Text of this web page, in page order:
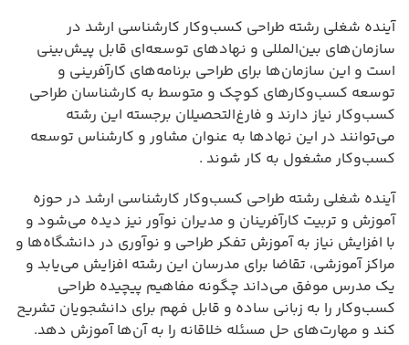
آینده شغلی رشته طراحی کسب‌وکار کارشناسی ارشد در
سازمان‌های بین‌المللی و نهادهای توسعه‌ای قابل پیش‌بینی
است و این سازمان‌ها برای طراحی برنامه‌های کارآفرینی و
توسعه کسب‌وکارهای کوچک و متوسط به کارشناسان طراحی
کسب‌وکار نیاز دارند و فارغ‌التحصیلان برجسته این رشته
می‌توانند در این نهادها به عنوان مشاور و کارشناس توسعه
کسب‌وکار مشغول به کار شوند .
آینده شغلی رشته طراحی کسب‌وکار کارشناسی ارشد در حوزه
آموزش و تربیت کارآفرینان و مدیران نوآور نیز دیده می‌شود و
با افزایش نیاز به آموزش تفکر طراحی و نوآوری در دانشگاه‌ها و
مراکز آموزشی، تقاضا برای مدرسان این رشته افزایش می‌یابد و
یک مدرس موفق می‌داند چگونه مفاهیم پیچیده طراحی
کسب‌وکار را به زبانی ساده و قابل فهم برای دانشجویان تشریح
کند و مهارت‌های حل مسئله خلاقانه را به آن‌ها آموزش دهد.